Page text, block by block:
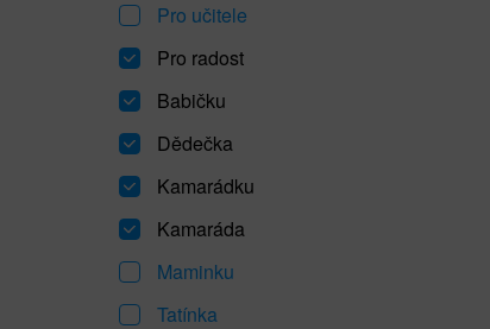
Pro učitele
Pro radost
Babičku
Dědečka
Kamarádku
Kamaráda
Maminku
Tatínka